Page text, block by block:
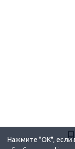
Нажмите "OK", если